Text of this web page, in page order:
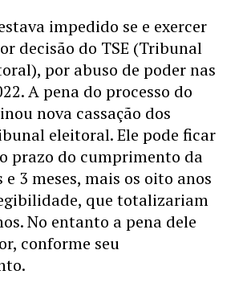
impedido se e exercer
decisão do TSE (Tribunal
por abuso de poder nas
A pena do processo do
nova cassação dos
eleitoral. Ele pode ficar
prazo do cumprimento da
e 3 meses, mais os oito anos
que totalizariam
No entanto a pena dele
conforme seu